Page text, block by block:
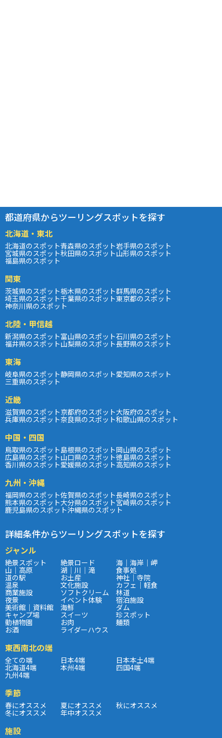
都道府県からツーリングスポットを探す
北海道・東北
北海道のスポット青森県のスポット岩手県のスポット
宮城県のスポット秋田県のスポット山形県のスポット
福島県のスポット
関東
茨城県のスポット栃木県のスポット群馬県のスポット
埼玉県のスポット千葉県のスポット東京都のスポット
神奈川県のスポット
北陸・甲信越
新潟県のスポット富山県のスポット石川県のスポット
福井県のスポット山梨県のスポット長野県のスポット
東海
岐阜県のスポット静岡県のスポット愛知県のスポット
三重県のスポット
近畿
滋賀県のスポット京都府のスポット大阪府のスポット
兵庫県のスポット奈良県のスポット和歌山県のスポット
中国・四国
鳥取県のスポット島根県のスポット岡山県のスポット
広島県のスポット山口県のスポット徳島県のスポット
香川県のスポット愛媛県のスポット高知県のスポット
九州・沖縄
福岡県のスポット佐賀県のスポット長崎県のスポット
熊本県のスポット大分県のスポット宮崎県のスポット
鹿児島県のスポット沖縄県のスポット
詳細条件からツーリングスポットを探す
ジャンル
絶景スポット 絶景ロード 海｜海岸｜岬
山｜高原 湖｜川｜滝 食事処
道の駅 お土産 神社｜寺院
温泉 文化施設 カフェ｜軽食
商業施設 ソフトクリーム 林道
夜景 イベント体験 宿泊施設
美術館｜資料館 海鮮 ダム
キャンプ場 スイーツ 珍スポット
動植物園 お肉 麺類
お酒 ライダーハウス
東西南北の端
全ての端 日本4端 日本本土4端
北海道4端 本州4端 四国4端
九州4端
季節
春にオススメ 夏にオススメ 秋にオススメ
冬にオススメ 年中オススメ
施設